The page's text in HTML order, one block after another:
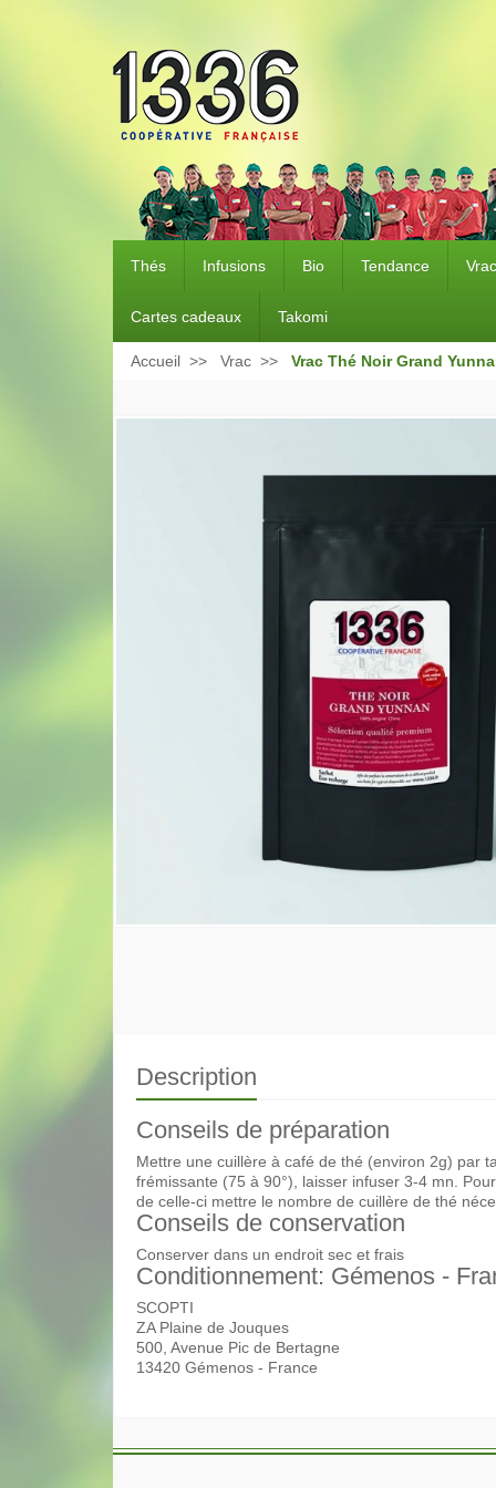
Thés Infusions Bio Tendance Vrac
Cartes cadeaux Takomi
Accueil Vrac Vrac Thé Noir Grand
Description
Conseils de préparation
Mettre une cuillère à café de thé (environ 2g) par
frémissante (75 à 90°), laisser infuser 3-4 mn.
de celle-ci mettre le nombre de cuillère de thé
Conseils de conservation
Conserver dans un endroit sec et frais
Conditionnement: Gémenos -
SCOPTI
ZA Plaine de Jouques
500, Avenue Pic de Bertagne
13420 Gémenos - France